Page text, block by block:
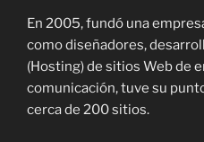
En 2005, fundó una
como diseñadores,
(Hosting) de sitios Web de
comunicación, tuve su
cerca de 200 sitios.